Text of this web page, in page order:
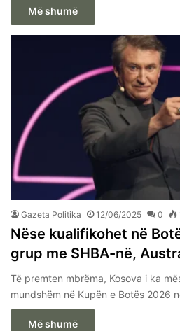
Më shumë
Gazeta Politika 12/06/2025 0
Nëse kualifikohet në
grup me SHBA-në,
Të premten mbrëma, Kosova i ka
mundshëm në Kupën e Botës 2026
Më shumë